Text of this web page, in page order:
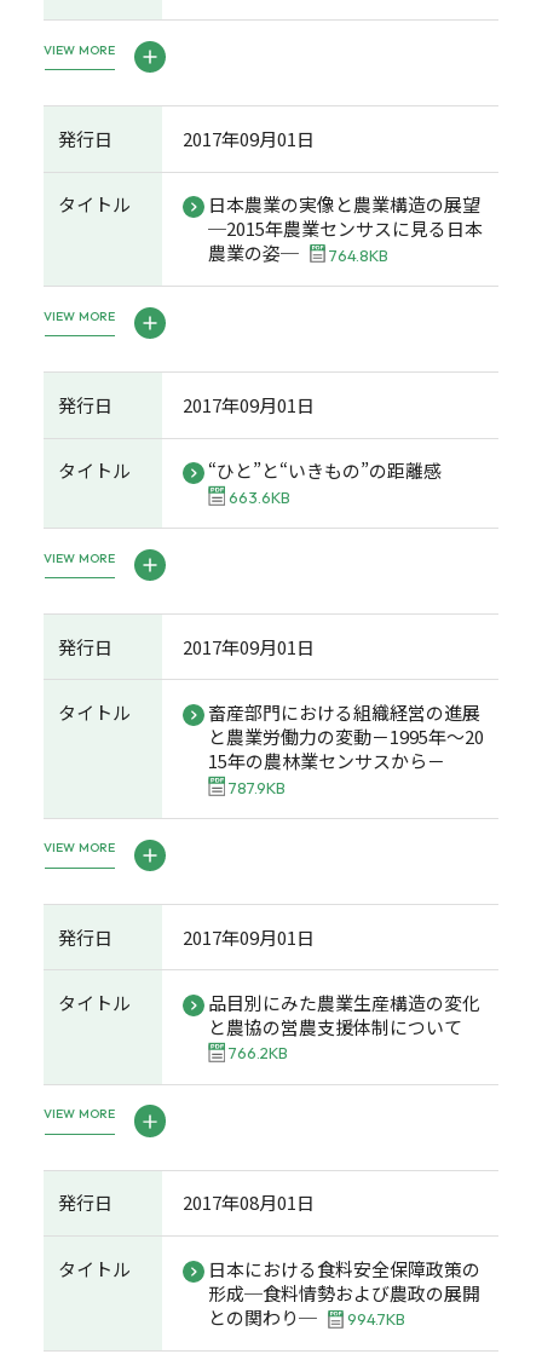
VIEW MORE
発行日 2017年09月01日
タイトル
日本農業の実像と農業構造の展望
─2015年農業センサスに見る日本
農業の姿─
764.8KB
VIEW MORE
発行日 2017年09月01日
タイトル “ひと”と“いきもの”の距離感
663.6KB
VIEW MORE
発行日 2017年09月01日
タイトル
畜産部門における組織経営の進展
と農業労働力の変動－1995年～20
15年の農林業センサスから－
787.9KB
VIEW MORE
発行日 2017年09月01日
タイトル
品目別にみた農業生産構造の変化
と農協の営農支援体制について
766.2KB
VIEW MORE
発行日 2017年08月01日
タイトル
日本における食料安全保障政策の
形成─食料情勢および農政の展開
との関わり─
994.7KB